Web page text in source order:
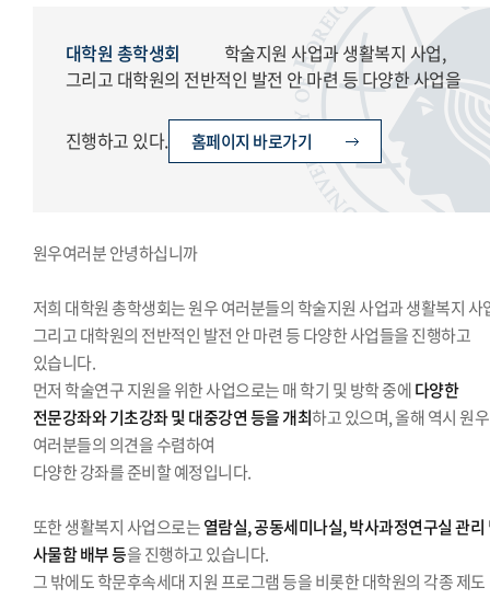
교육대학원총학생회
글로벌공공리더십대학원총학생회
대학원 총학생회
학술지원 사업과 생활복지 사업,
그리고 대학원의 전반적인 발전 안 마련 등 다양한 사업을
진행하고 있다. 홈페이지 바로가기
원우여러분 안녕하십니까
저희 대학원 총학생회는 원우 여러분들의 학술지원 사업과 생활복지 사
그리고 대학원의 전반적인 발전 안 마련 등 다양한 사업들을 진행하고
있습니다.
먼저 학술연구 지원을 위한 사업으로는 매 학기 및 방학 중에다양한
전문강좌와 기초강좌 및 대중강연 등을 개최하고 있으며, 올해 역시 원우
여러분들의 의견을 수렴하여
다양한 강좌를 준비할 예정입니다.
또한 생활복지 사업으로는열람실, 공동세미나실, 박사과정연구실 관리
사물함 배부 등을 진행하고 있습니다.
그 밖에도 학문후속세대 지원 프로그램 등을 비롯한 대학원의 각종 제도